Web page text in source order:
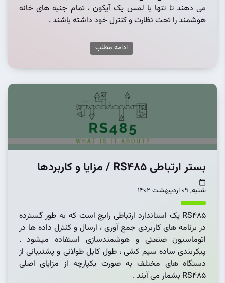
می دهند تا تنها با لمس یک آیکون ، تمام جنبه های خانه
هوشمند را تحت نظارت و کنترل خود داشته باشند .
ادامه مطلب
بستر ارتباطی RS485 / مزایا و کاربردها
شنبه, 09 اردیبهشت 1402
RS485 یک استاندارد ارتباطی رایج است که به طور گسترده
در برنامه های کاربردی جمع آوری ، ارسال و کنترل داده ها در
اتوماسیون صنعتی و هوشمندسازی استفاده میشود .
پیکربندی ساده سیم کشی ، طول کابل طولانی و پشتیبانی از
دستگاه های مختلف به صورت یکپارچه از مزایای اصلی
RS485 بشمار می آیند .